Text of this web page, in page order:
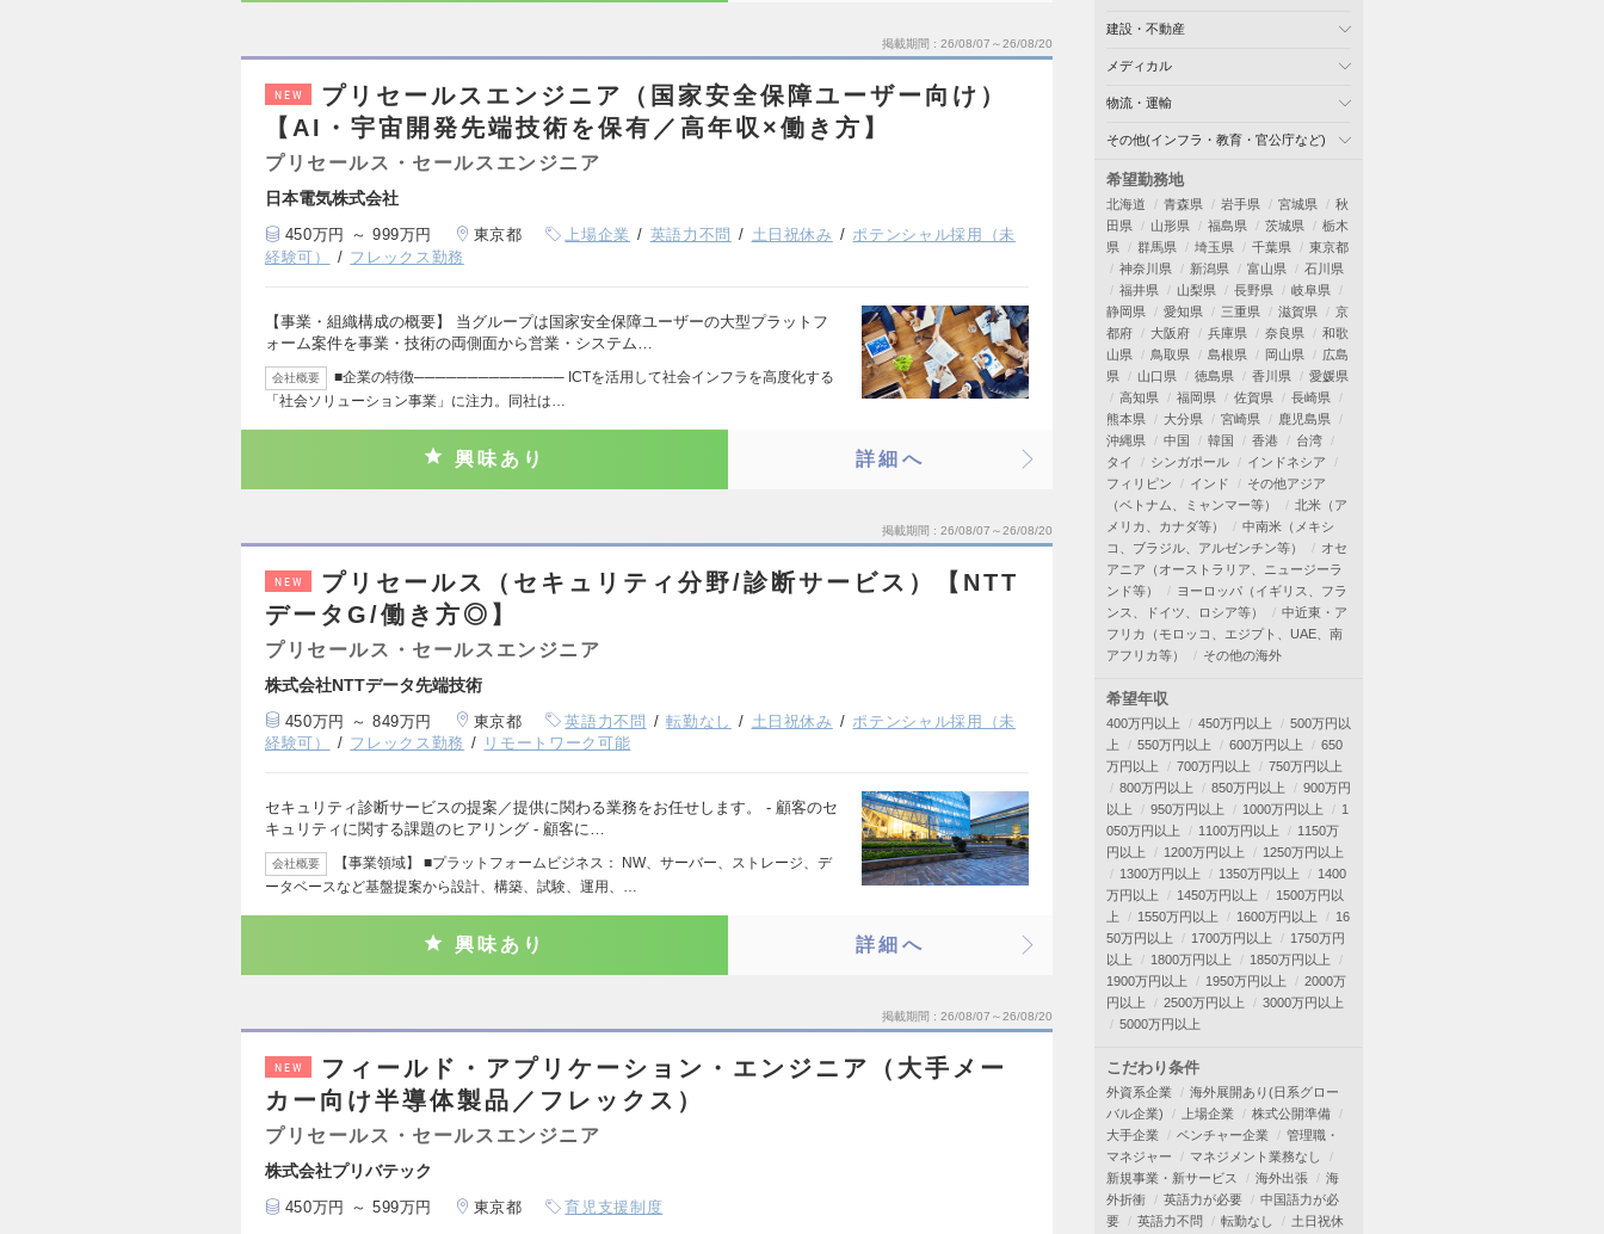
掲載期間 26/08/07～26/08/20
NEW
プリセールスエンジニア（国家安全保障ユーザー向け）
【AI・宇宙開発先端技術を保有／高年収×働き方】
プリセールス・セールスエンジニア
日本電気株式会社
450万円 ～ 999万円 東京都 上場企業 英語力不問 土日祝休み
ポテンシャル採用（未
経験可）
フレックス勤務
【事業・組織構成の概要】 当グループは国家安全保障ユーザーの大型プラットフ
ォーム案件を事業・技術の両側面から営業・システム…
会社概要
■企業の特徴────────────── ICTを活用して社会インフラを高度化する
「社会ソリューション事業」に注力。同社は…
興味あり 詳細へ
掲載期間 26/08/07～26/08/20
NEW
プリセールス（セキュリティ分野/診断サービス）【NTT
データG/働き方◎】
プリセールス・セールスエンジニア
株式会社NTTデータ先端技術
450万円 ～ 849万円 東京都 英語力不問 転勤なし 土日祝休み
ポテンシャル採用（未
経験可）
フレックス勤務 リモートワーク可能
セキュリティ診断サービスの提案／提供に関わる業務をお任せします。 - 顧客のセ
キュリティに関する課題のヒアリング - 顧客に…
会社概要
【事業領域】 ■プラットフォームビジネス： NW、サーバー、ストレージ、デ
ータベースなど基盤提案から設計、構築、試験、運用、…
興味あり 詳細へ
掲載期間 26/08/07～26/08/20
NEW
フィールド・アプリケーション・エンジニア（大手メー
カー向け半導体製品／フレックス）
プリセールス・セールスエンジニア
株式会社プリバテック
450万円 ～ 599万円 東京都 育児支援制度
建設・不動産
メディカル
物流・運輸
その他(インフラ・教育・官公庁など)
希望勤務地
北海道 青森県 岩手県 宮城県
秋
田県
山形県 福島県 茨城県
栃木
県
群馬県 埼玉県 千葉県
東京都
神奈川県
新潟県 富山県
石川県
福井県
山梨県 長野県
岐阜県
静岡県
愛知県 三重県 滋賀県
京
都府
大阪府 兵庫県 奈良県
和歌
山県
鳥取県 島根県 岡山県
広島
県
山口県 徳島県 香川県
愛媛県
高知県
福岡県 佐賀県
長崎県
熊本県
大分県 宮崎県
鹿児島県
沖縄県
中国 韓国 香港
台湾
タイ
シンガポール
インドネシア
フィリピン
インド
その他アジア
（ベトナム、ミャンマー等）
北米（ア
メリカ、カナダ等）
中南米（メキシ
コ、ブラジル、アルゼンチン等）
オセ
アニア（オーストラリア、ニュージーラ
ンド等）
ヨーロッパ（イギリス、フラ
ンス、ドイツ、ロシア等）
中近東・ア
フリカ（モロッコ、エジプト、UAE、南
アフリカ等）
その他の海外
希望年収
400万円以上 450万円以上
500万円以
上
550万円以上 600万円以上
650
万円以上
700万円以上
750万円以上
800万円以上
850万円以上
900万円
以上
950万円以上 1000万円以上
1
050万円以上
1100万円以上
1150万
円以上
1200万円以上
1250万円以上
1300万円以上
1350万円以上
1400
万円以上
1450万円以上
1500万円以
上
1550万円以上 1600万円以上
16
50万円以上
1700万円以上
1750万円
以上
1800万円以上
1850万円以上
1900万円以上
1950万円以上
2000万
円以上
2500万円以上
3000万円以上
5000万円以上
こだわり条件
外資系企業
海外展開あり(日系グロー
バル企業)
上場企業
株式公開準備
大手企業
ベンチャー企業
管理職・
マネジャー
マネジメント業務なし
新規事業・新サービス
海外出張
海
外折衝
英語力が必要
中国語力が必
要
英語力不問 転勤なし
土日祝休